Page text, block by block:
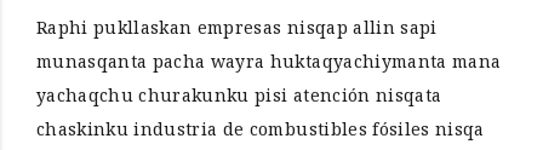
Raphi pukllaskan empresas nisqap allin sapi
munasqanta pacha wayra huktaqyachiymanta mana
yachaqchu churakunku pisi atención nisqata
chaskinku industria de combustibles fósiles nisqa